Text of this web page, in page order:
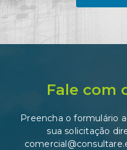
Fale com
Preencha o formulário
sua solicitação